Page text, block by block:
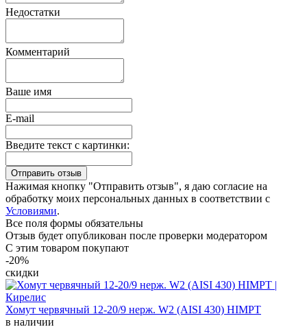
Недостатки
Комментарий
Ваше имя
E-mail
Введите текст с картинки:
Нажимая кнопку "Отправить отзыв", я даю согласие на
обработку моих персональных данных в соответствии с
Условиями.
Все поля формы обязательны
Отзыв будет опубликован после проверки модератором
С этим товаром покупают
-20%
скидки
Хомут червячный 12-20/9 нерж. W2 (AISI 430) HIMPT
в наличии